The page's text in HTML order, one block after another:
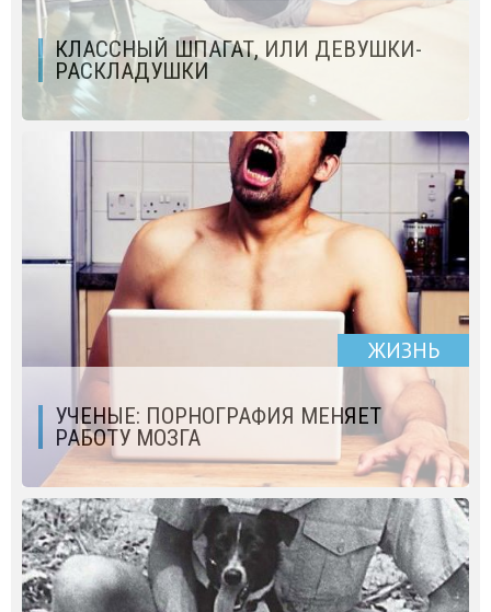
КЛАССНЫЙ ШПАГАТ, ИЛИ ДЕВУШКИ-
РАСКЛАДУШКИ
ЖИЗНЬ
УЧЕНЫЕ: ПОРНОГРАФИЯ МЕНЯЕТ
РАБОТУ МОЗГА